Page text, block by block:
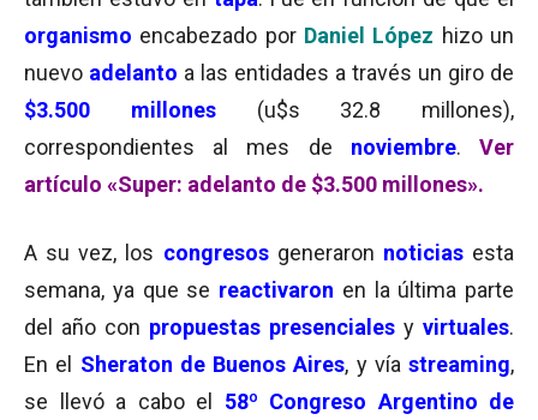
organismo encabezado por Daniel López hizo un
nuevo adelanto a las entidades a través un giro de
$3.500 millones
(u$s 32.8 millones),
correspondientes al mes de
noviembre.Ver
artículo «Super: adelanto de $3.500 millones».
A su vez, los congresosgeneraron noticiasesta
semana, ya que se reactivaron en la última parte
del año con propuestas presenciales y virtuales.
En el
Sheraton de Buenos Aires, y vía streaming,
se llevó a cabo el
58º Congreso Argentino de